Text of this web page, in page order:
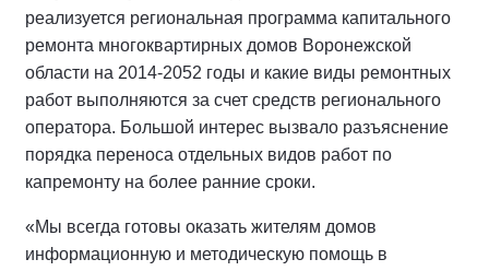
реализуется региональная программа капитального
ремонта многоквартирных домов Воронежской
области на 2014-2052 годы и какие виды ремонтных
работ выполняются за счет средств регионального
оператора. Большой интерес вызвало разъяснение
порядка переноса отдельных видов работ по
капремонту на более ранние сроки.
«Мы всегда готовы оказать жителям домов
информационную и методическую помощь в